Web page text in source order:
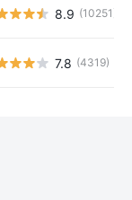
8.9 (10251)
7.8 (4319)